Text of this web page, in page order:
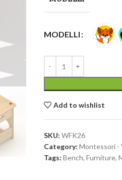
MODELLI
Add to wishlist
SKU: WFK26
Category: Montessori -
Tags: Bench, Furniture,